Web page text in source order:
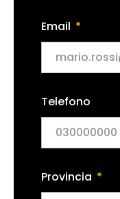
Email
Telefono
Provincia